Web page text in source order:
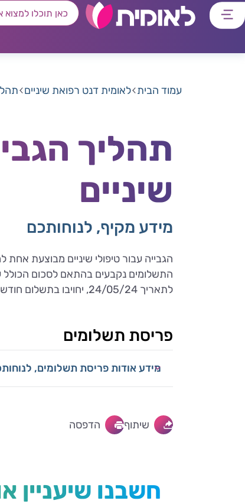
דלג
דלג
דלג
דלג
עמוד הבית לאומית דנט רפואת שיניים
תהליך
שיניים
מידע מקיף, לנוחותכם
התשלומים נקבעים בהתאם לסכום הכולל
לתאריך 24/05/24, יחויבו בתשלום חודשי מקסימלי עד 1,000 ₪ ועד להשלמת סכום העסקה.
פריסת תשלומים
מידע אודות פריסת תשלומים,
שיתוף הדפסה
חשבנו שיעניין